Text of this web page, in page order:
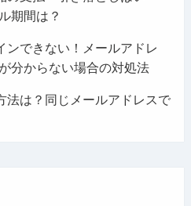
期間は？
ンできない！メールアドレ
分からない場合の対処法
法は？同じメールアドレスで